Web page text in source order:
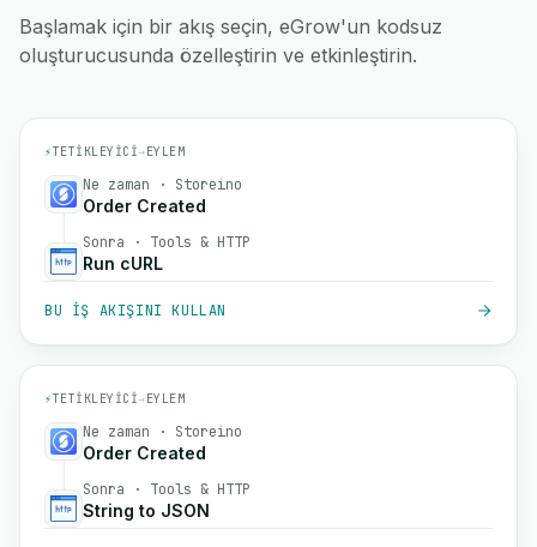
Başlamak için bir akış seçin, eGrow'un kodsuz
oluşturucusunda özelleştirin ve etkinleştirin.
⚡TETIKLEYICI→EYLEM
Ne zaman · Storeino
Order Created
Sonra · Tools & HTTP
Run cURL
BU IŞ AKIŞINI KULLAN
⚡TETIKLEYICI→EYLEM
Ne zaman · Storeino
Order Created
Sonra · Tools & HTTP
String to JSON